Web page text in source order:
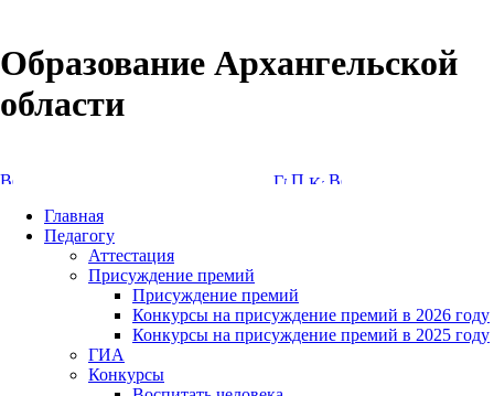
Образование Архангельской
области
Главная
Педагогу
Аттестация
Присуждение премий
Присуждение премий
Конкурсы на присуждение премий в 2026 году
Конкурсы на присуждение премий в 2025 году
ГИА
Конкурсы